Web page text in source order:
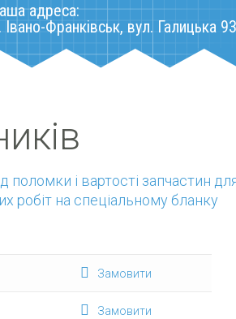
адреса:
Івано-Франківськ, вул. Галицька 93
поломки і вартості запчастин
робіт на спеціальному бланку
Замовити
Замовити